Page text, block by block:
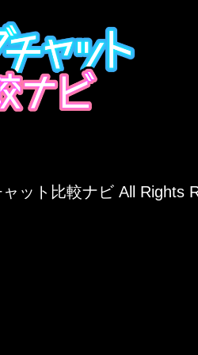
ット比較ナビ All Rights